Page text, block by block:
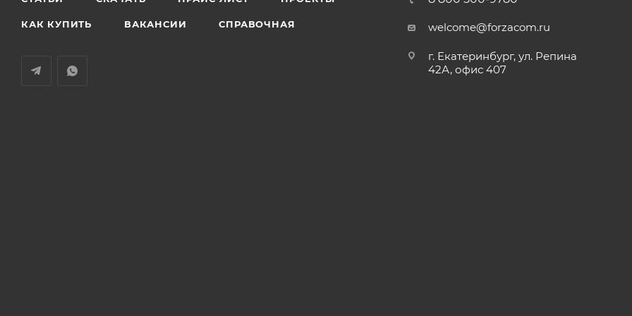
КАК КУПИТЬ ВАКАНСИИ СПРАВОЧНАЯ welcome@forzacom.ru
г. Екатеринбург, ул. Репина
42А, офис 407